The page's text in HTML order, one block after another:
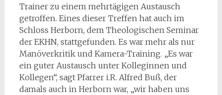
Trainer zu einem mehrtägigen Austausch
getroffen. Eines dieser Treffen hat auch im
Schloss Herborn, dem Theologischen Seminar
der EKHN, stattgefunden. Es war mehr als nur
Manöverkritik und Kamera-Training. „Es war
ein guter Austausch unter Kolleginnen und
Kollegen“, sagt Pfarrer i.R. Alfred Buß, der
damals auch in Herborn war, „wir haben uns